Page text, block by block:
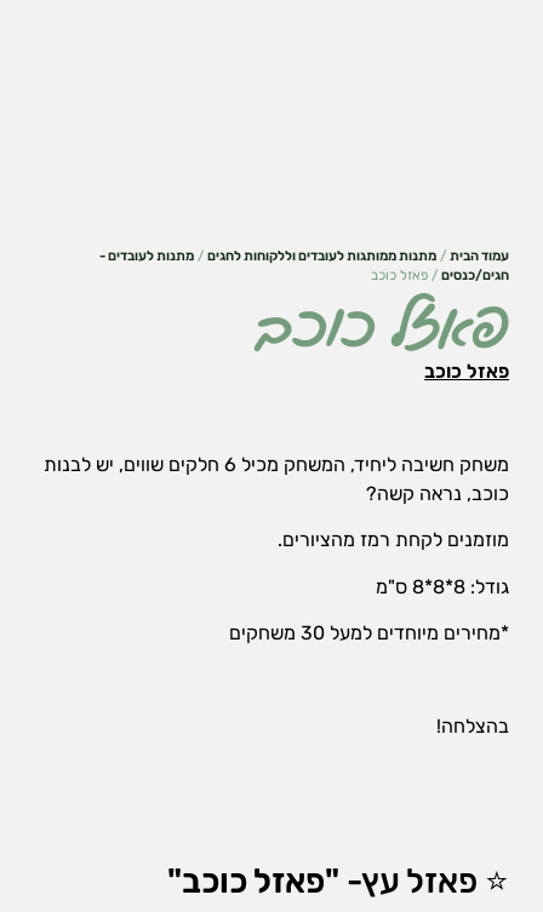
עמוד הבית/ מתנות ממותגות לעובדים וללקוחות לחגים/ מתנות לעובדים -
חגים/כנסים/ פאזל כוכב
פאזל כוכב
פאזל כוכב
משחק חשיבה ליחיד, המשחק מכיל 6 חלקים שווים, יש לבנות
כוכב, נראה קשה?
מוזמנים לקחת רמז מהציורים.
גודל: 8*8*8 ס"מ
*מחירים מיוחדים למעל 30 משחקים
בהצלחה!
⭐ פאזל עץ- "פאזל כוכב"
האלה
אי
לכבות,
חיוניות
שהאתר
ולשפר את